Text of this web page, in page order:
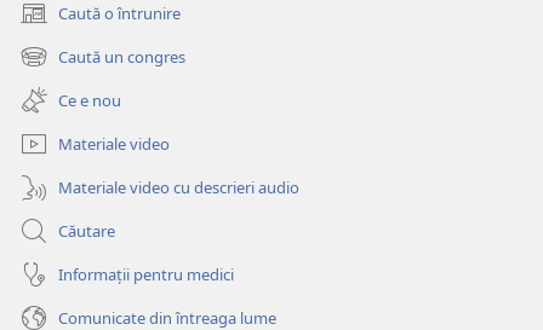
Caută o întrunire
(se
deschide
o
fereastră
nouă)
Caută un congres
(se
deschide
o
fereastră
nouă)
Ce e nou
Materiale video
Materiale video cu descrieri audio
Căutare
Informații pentru medici
Comunicate din întreaga lume